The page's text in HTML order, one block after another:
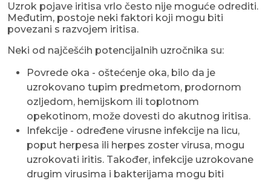
Uzrok pojave iritisa vrlo često nije moguće odrediti.
Međutim, postoje neki faktori koji mogu biti
povezani s razvojem iritisa.
Neki od najčešćih potencijalnih uzročnika su:
Povrede oka - oštećenje oka, bilo da je
uzrokovano tupim predmetom, prodornom
ozljedom, hemijskom ili toplotnom
opekotinom, može dovesti do akutnog iritisa.
Infekcije - određene virusne infekcije na licu,
poput herpesa ili herpes zoster virusa, mogu
uzrokovati iritis. Također, infekcije uzrokovane
drugim virusima i bakterijama mogu biti